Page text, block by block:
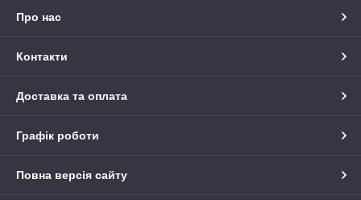
Про нас
Контакти
Доставка та оплата
Графік роботи
Повна версія сайту